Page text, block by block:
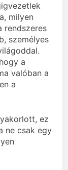
milyen
rendszeres
személyes
a
valóban a
a
ez
ne csak egy